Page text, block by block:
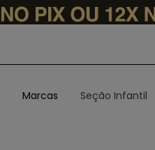
Marcas Seção Infantil